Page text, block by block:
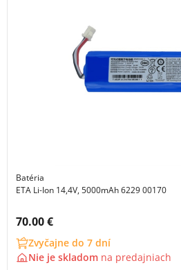
Batéria
ETA Li-Ion 14,4V, 5000mAh 6229 00170
Cena s DPH:
70.00 €
Zvyčajne do 7 dní
Nie je skladom na predajniach